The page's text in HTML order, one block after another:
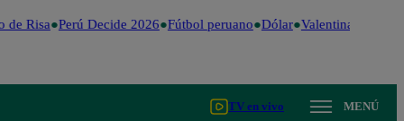
Risa Perú Decide 2026 Fútbol peruano Dólar Valentina Valiente
TV en vivo MENÚ